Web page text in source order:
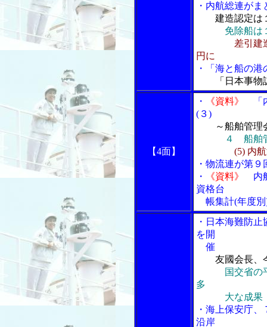
・内航総連が
建造認定は
免除船は
差引建
円に
・「海と船の
「日本事物
【4面】
・ 《資料》
「
(３)
～船舶管理
４ 船舶
(5) 内
・物流連が第
・
《資料》
内
資格台
帳集計(年度別
・日本海難防
を開
催
友國会長、
国交省の
多
大な成果
・海上保安庁
沿岸